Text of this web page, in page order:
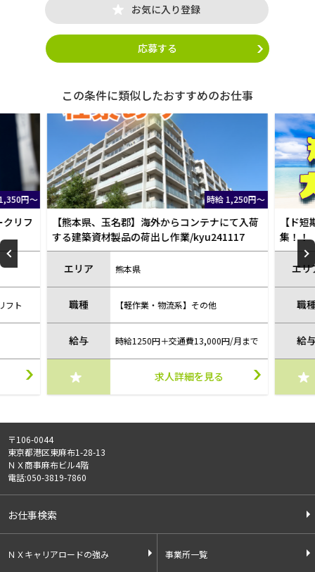
お気に入り登録
応募する
この条件に類似したおすすめのお仕事
1,250円～
て入荷
時給 1,200円～
【ド短期】タバコの原材料の仕分作業大募
集！！
エリア 熊本県
職種 【軽作業・物流系】軽作業
給与 時給1200円
求人詳細を見る
[八代
トオ
エ
職
給
〒106-0044
東京都港区東麻布1-28-13
ＮＸ商事麻布ビル4階
電話:050-3819-7860
お仕事検索
ＮＸキャリアロードの強み 事業所一覧